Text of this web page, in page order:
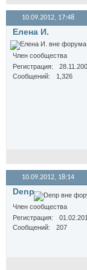
10.09.2012, 17:48
Елена И.
Член сообщества
Регистрация
Сообщений
1,326
10.09.2012, 18:14
Denp
Член сообщества
Регистрация
Сообщений
207